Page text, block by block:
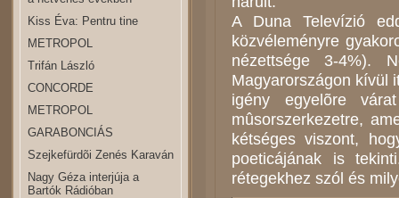
A Duna Televízió
közvéleményre
nézettsége 3-4%).
Magyarországon kívül
igény egyelõre
mûsorszerkezetre,
kétséges viszont,
poeticájának is
rétegekhez szól és
Kiss Éva: Pentru tine
METROPOL
Trifán László
CONCORDE
METROPOL
GARABONCIÁS
Szejkefürdõi Zenés Karaván
Nagy Géza interjúja a
Bartók Rádióban